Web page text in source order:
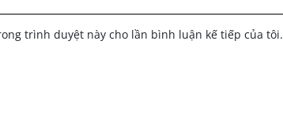
trình duyệt này cho lần bình luận kế tiếp của tôi.